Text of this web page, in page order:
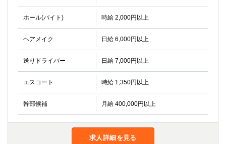
ホール(バイト) 時給 2,000円以上
ヘアメイク 日給 6,000円以上
送りドライバー 日給 7,000円以上
エスコート 時給 1,350円以上
幹部候補 月給 400,000円以上
求人詳細を見る
蒲田(西口)
清瀬（南口）
①東武練馬 ②成増・板橋 ③大山 ②池袋
池袋東口
金町
大井町
大泉学園
下赤塚
竹ノ塚
三鷹
亀戸
水道橋
祖師ヶ谷大蔵
小岩
久米川